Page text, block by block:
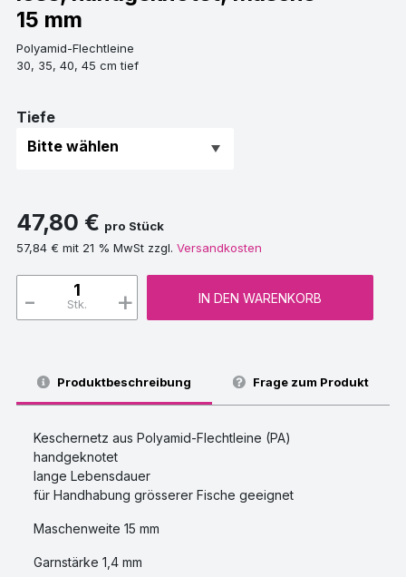
15 mm
Polyamid-Flechtleine
30, 35, 40, 45 cm tief
Tiefe
47,80 € pro Stück
57,84 € mit 21 % MwSt zzgl. Versandkosten
Stk. +
- IN DEN WARENKORB
Produktbeschreibung Frage zum Produkt
Keschernetz aus Polyamid-Flechtleine (PA)
handgeknotet
lange Lebensdauer
für Handhabung grösserer Fische geeignet
Maschenweite 15 mm
Garnstärke 1,4 mm